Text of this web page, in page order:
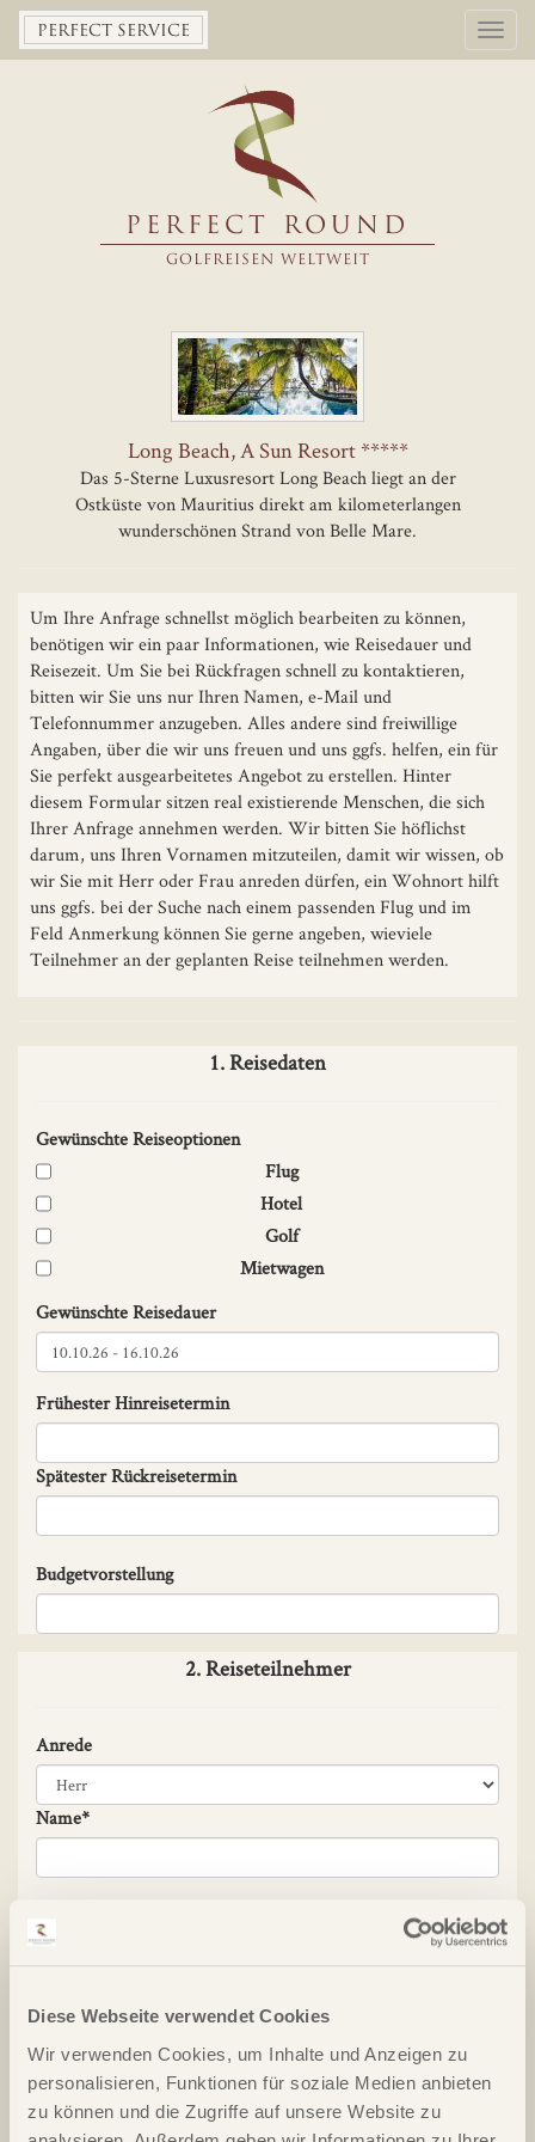
Diese Webseite verwendet Cookies
Wir verwenden Cookies, um Inhalte und Anzeigen zu
personalisieren, Funktionen für soziale Medien anbieten
zu können und die Zugriffe auf unsere Website zu
PERFECT SERVICE
PERFECT ROUND
GOLFREISEN WELTWEIT
Long Beach, A Sun Resort *****
Das 5-Sterne Luxusresort Long Beach liegt an der
Ostküste von Mauritius direkt am kilometerlangen
wunderschönen Strand von Belle Mare.
Um Ihre Anfrage schnellst möglich bearbeiten zu können,
benötigen wir ein paar Informationen, wie Reisedauer und
Reisezeit. Um Sie bei Rückfragen schnell zu kontaktieren,
bitten wir Sie uns nur Ihren Namen, e-Mail und
Telefonnummer anzugeben. Alles andere sind freiwillige
Angaben, über die wir uns freuen und uns ggfs. helfen, ein für
Sie perfekt ausgearbeitetes Angebot zu erstellen. Hinter
diesem Formular sitzen real existierende Menschen, die sich
Ihrer Anfrage annehmen werden. Wir bitten Sie höflichst
darum, uns Ihren Vornamen mitzuteilen, damit wir wissen, ob
wir Sie mit Herr oder Frau anreden dürfen, ein Wohnort hilft
uns ggfs. bei der Suche nach einem passenden Flug und im
Feld Anmerkung können Sie gerne angeben, wieviele
Teilnehmer an der geplanten Reise teilnehmen werden.
1. Reisedaten
Gewünschte Reiseoptionen
Flug
Hotel
Golf
Mietwagen
Gewünschte Reisedauer
Frühester Hinreisetermin
Spätester Rückreisetermin
Budgetvorstellung
2. Reiseteilnehmer
Anrede
Name*
Handicap